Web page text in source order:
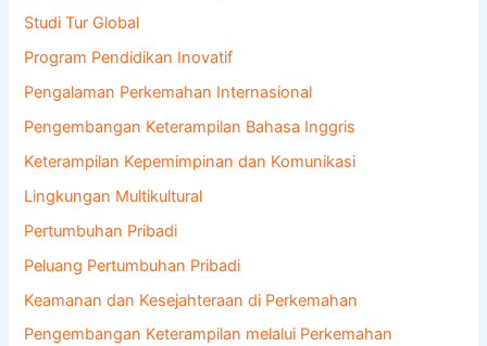
Studi Tur Global
Program Pendidikan Inovatif
Pengalaman Perkemahan Internasional
Pengembangan Keterampilan Bahasa Inggris
Keterampilan Kepemimpinan dan Komunikasi
Lingkungan Multikultural
Pertumbuhan Pribadi
Peluang Pertumbuhan Pribadi
Keamanan dan Kesejahteraan di Perkemahan
Pengembangan Keterampilan melalui Perkemahan